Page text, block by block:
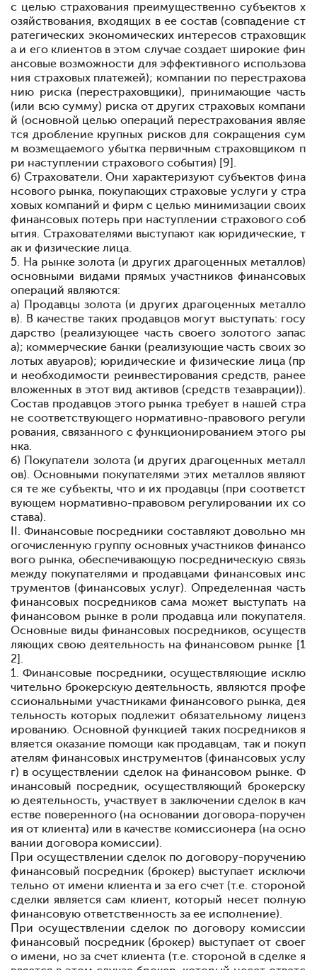
с целью страхования преимущественно субъектов х
озяйствования, входящих в ее состав (совпадение ст
ратегических экономических интересов страховщик
а и его клиентов в этом случае создает широкие фин
ансовые возможности для эффективного использова
ния страховых платежей); компании по перестрахова
нию риска (перестраховщики), принимающие часть
(или всю сумму) риска от других страховых компани
й (основной целью операций перестрахования являе
тся дробление крупных рисков для сокращения сум
м возмещаемого убытка первичным страховщиком п
ри наступлении страхового события) [9].
б) Страхователи. Они характеризуют субъектов фина
нсового рынка, покупающих страховые услуги у стра
ховых компаний и фирм с целью минимизации своих
финансовых потерь при наступлении страхового соб
ытия. Страхователями выступают как юридические, т
ак и физические лица.
5. На рынке золота (и других драгоценных металлов)
основными видами прямых участников финансовых
операций являются:
а) Продавцы золота (и других драгоценных металло
в). В качестве таких продавцов могут выступать: госу
дарство (реализующее часть своего золотого запас
а); коммерческие банки (реализующие часть своих зо
лотых авуаров); юридические и физические лица (пр
и необходимости реинвестирования средств, ранее
вложенных в этот вид активов (средств тезаврации)).
Состав продавцов этого рынка требует в нашей стра
не соответствующего нормативно-правового регули
рования, связанного с функционированием этого ры
нка.
б) Покупатели золота (и других драгоценных металл
ов). Основными покупателями этих металлов являют
ся те же субъекты, что и их продавцы (при соответст
вующем нормативно-правовом регулировании их со
става).
II. Финансовые посредники составляют довольно мн
огочисленную группу основных участников финансо
вого рынка, обеспечивающую посредническую связь
между покупателями и продавцами финансовых инс
трументов (финансовых услуг). Определенная часть
финансовых посредников сама может выступать на
финансовом рынке в роли продавца или покупателя.
Основные виды финансовых посредников, осуществ
ляющих свою деятельность на финансовом рынке [1
2].
1. Финансовые посредники, осуществляющие исклю
чительно брокерскую деятельность, являются профе
ссиональными участниками финансового рынка, дея
тельность которых подлежит обязательному лиценз
ированию. Основной функцией таких посредников я
вляется оказание помощи как продавцам, так и покуп
ателям финансовых инструментов (финансовых услу
г) в осуществлении сделок на финансовом рынке. Ф
инансовый посредник, осуществляющий брокерску
ю деятельность, участвует в заключении сделок в кач
естве поверенного (на основании договора-поручен
ия от клиента) или в качестве комиссионера (на осно
вании договора комиссии).
При осуществлении сделок по договору-поручению
финансовый посредник (брокер) выступает исключи
тельно от имени клиента и за его счет (т.е. стороной
сделки является сам клиент, который несет полную
финансовую ответственность за ее исполнение).
При осуществлении сделок по договору комиссии
финансовый посредник (брокер) выступает от своег
о имени, но за счет клиента (т.е. стороной в сделке я